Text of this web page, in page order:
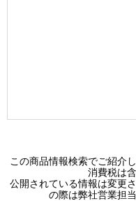
この商品情報検索でご紹介
消費税は
公開されている情報は変更
の際は弊社営業担